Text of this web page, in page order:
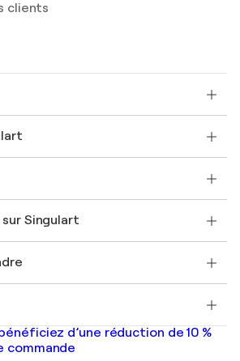
clients
commercial
d'art original
qu'Artiste
Singulart
vendre
d’une réduction de 10 %
commande